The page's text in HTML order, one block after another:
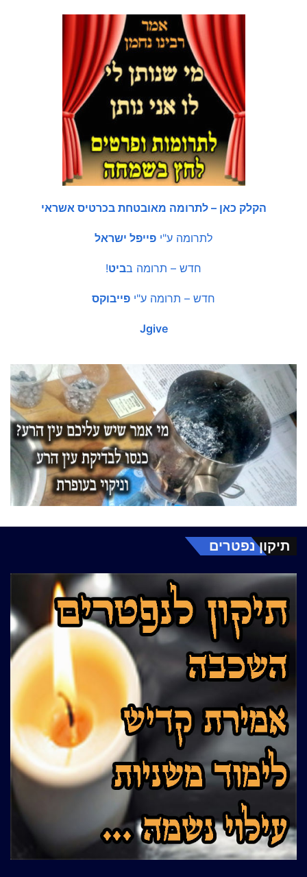
הקלק כאן – לתרומה מאובטחת בכרטיס אשראי
לתרומה ע"י פייפל ישראל
חדש – תרומה בביט!
חדש – תרומה ע"י פייבוקס
Jgive
תיקון נפטרים